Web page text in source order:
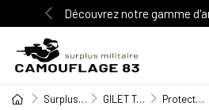
Découvrez notre gamme
Surplus Militaire GILET TACTIQUE / EQUIPEMENT Protection auditive - oculaire